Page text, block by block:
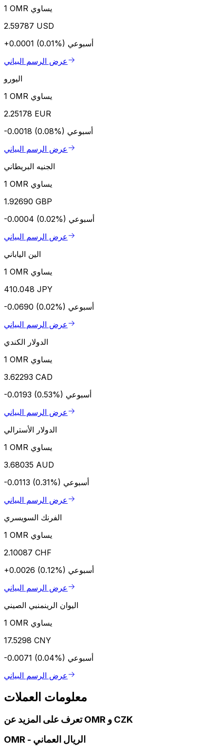
1 OMR يساوي
2.59787 USD
+0.0001 (0.01%) أسبوعي
عرض الرسم البياني
اليورو
1 OMR يساوي
2.25178 EUR
-0.0018 (0.08%) أسبوعي
عرض الرسم البياني
الجنيه البريطاني
1 OMR يساوي
1.92690 GBP
-0.0004 (0.02%) أسبوعي
عرض الرسم البياني
الين الياباني
1 OMR يساوي
410.048 JPY
-0.0690 (0.02%) أسبوعي
عرض الرسم البياني
الدولار الكندي
1 OMR يساوي
3.62293 CAD
-0.0193 (0.53%) أسبوعي
عرض الرسم البياني
الدولار الأسترالي
1 OMR يساوي
3.68035 AUD
-0.0113 (0.31%) أسبوعي
عرض الرسم البياني
الفرنك السويسري
1 OMR يساوي
2.10087 CHF
+0.0026 (0.12%) أسبوعي
عرض الرسم البياني
اليوان الرينمنبي الصيني
1 OMR يساوي
17.5298 CNY
-0.0071 (0.04%) أسبوعي
عرض الرسم البياني
معلومات العملات
تعرف على المزيد عن OMR و CZK
OMR - الريال العماني